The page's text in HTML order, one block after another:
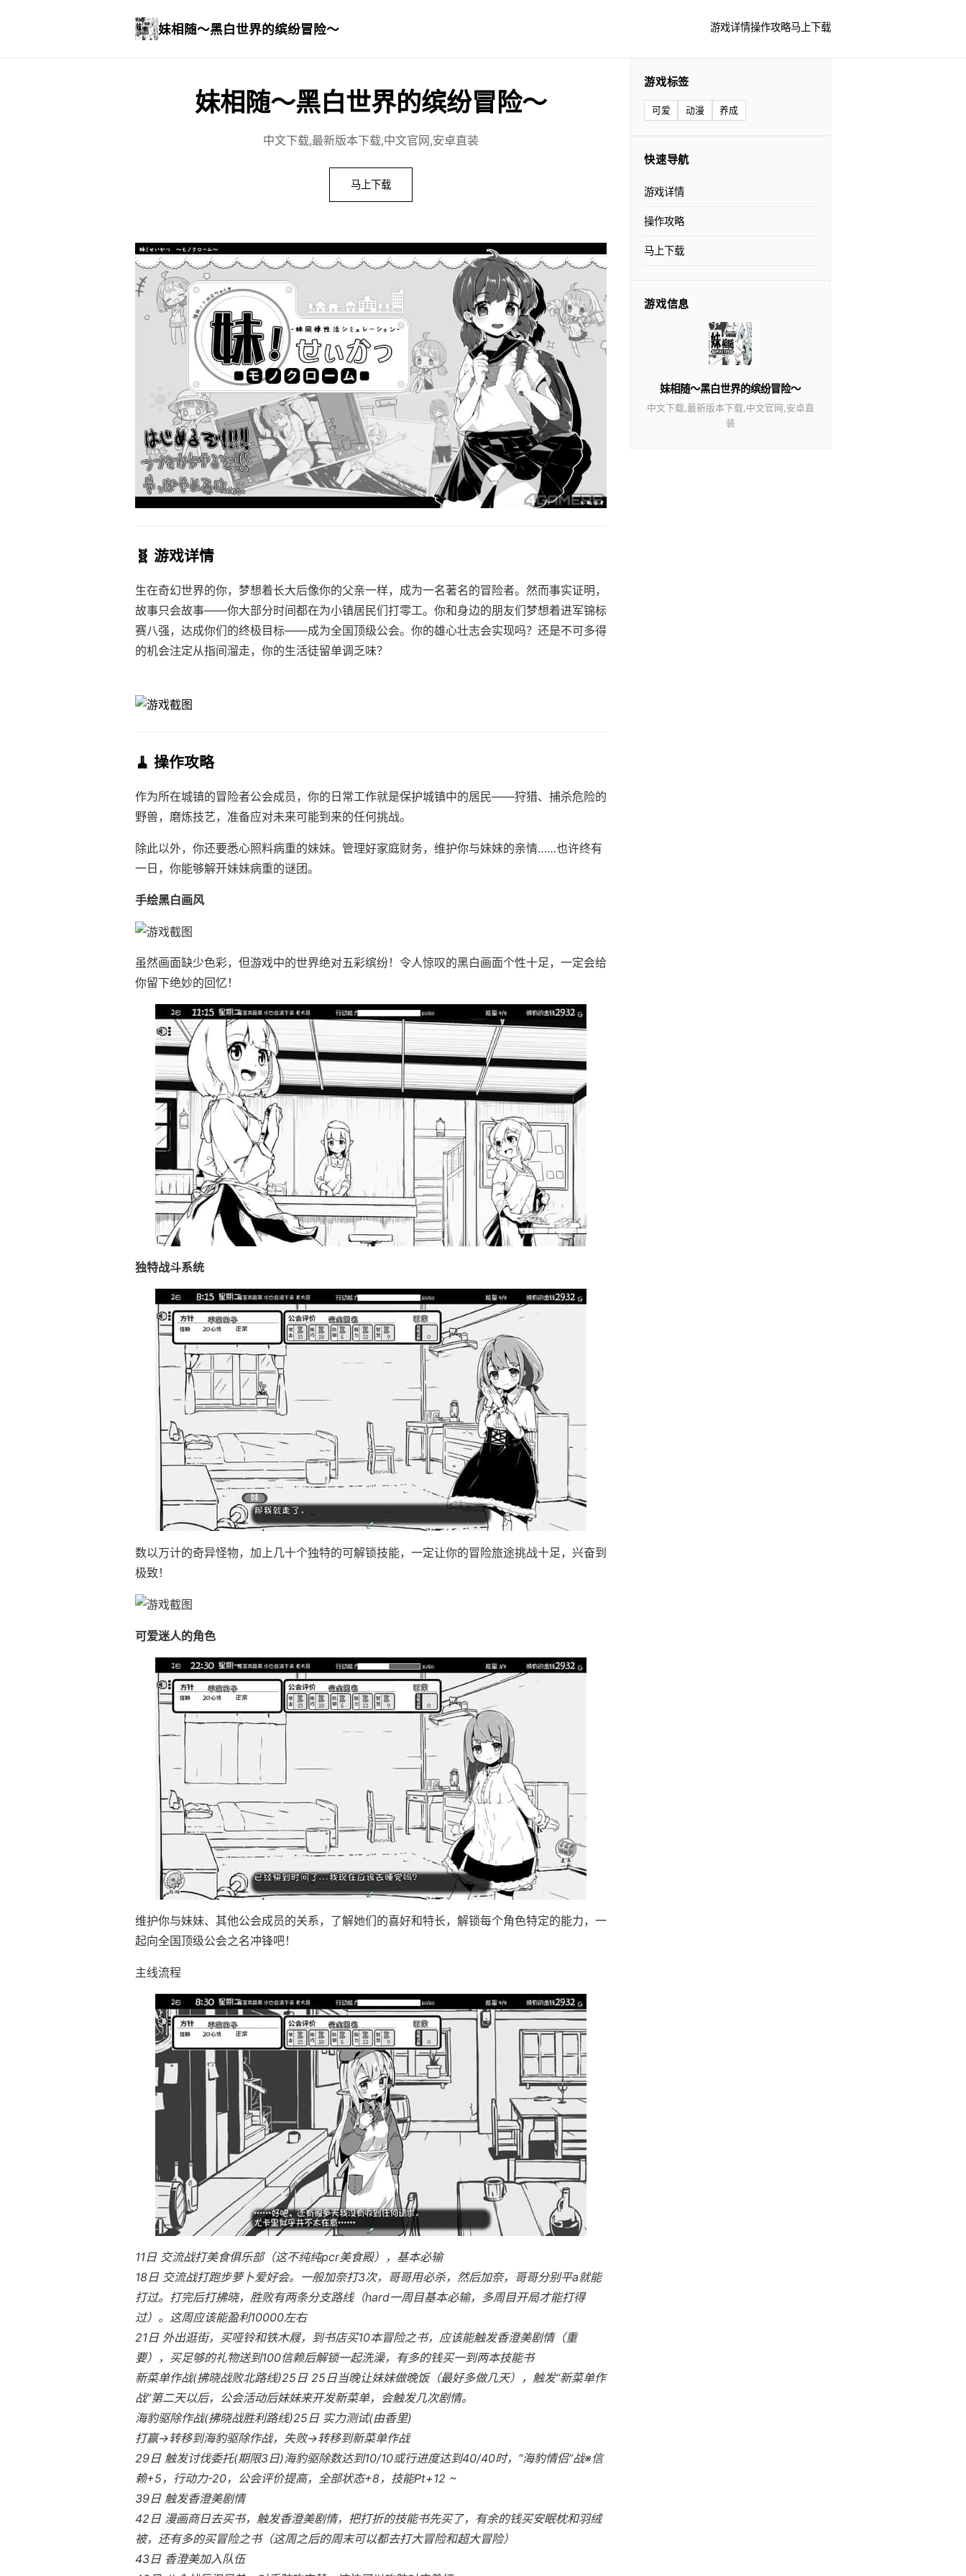
妹相随～黑白世界的缤纷冒险～ 游戏详情操作攻略马上下载
妹相随～黑白世界的缤纷冒险～
中文下载,最新版本下载,中文官网,安卓直装
马上下载
🧬 游戏详情
生在奇幻世界的你，梦想着长大后像你的父亲一样，成为一名著名的冒险者。然而事实证明，
故事只会故事——你大部分时间都在为小镇居民们打零工。你和身边的朋友们梦想着进军锦标
赛八强，达成你们的终极目标——成为全国顶级公会。你的雄心壮志会实现吗？还是不可多得
的机会注定从指间溜走，你的生活徒留单调乏味？
🧹 操作攻略
作为所在城镇的冒险者公会成员，你的日常工作就是保护城镇中的居民——狩猎、捕杀危险的
野兽，磨炼技艺，准备应对未来可能到来的任何挑战。
除此以外，你还要悉心照料病重的妹妹。管理好家庭财务，维护你与妹妹的亲情……也许终有
一日，你能够解开妹妹病重的谜团。
手绘黑白画风
虽然画面缺少色彩，但游戏中的世界绝对五彩缤纷！令人惊叹的黑白画面个性十足，一定会给
你留下绝妙的回忆！
独特战斗系统
数以万计的奇异怪物，加上几十个独特的可解锁技能，一定让你的冒险旅途挑战十足，兴奋到
极致！
可爱迷人的角色
维护你与妹妹、其他公会成员的关系，了解她们的喜好和特长，解锁每个角色特定的能力，一
起向全国顶级公会之名冲锋吧！
主线流程
11日 交流战打美食俱乐部（这不纯纯pcr美食殿），基本必输
18日 交流战打跑步萝卜爱好会。一般加奈打3次，哥哥用必杀，然后加奈，哥哥分别平a就能
打过。打完后打拂晓，胜败有两条分支路线（hard一周目基本必输，多周目开局才能打得
过）。这周应该能盈利10000左右
21日 外出逛街，买哑铃和铁木屐，到书店买10本冒险之书，应该能触发香澄美剧情（重
要），买足够的礼物送到100信赖后解锁一起洗澡，有多的钱买一到两本技能书
新菜单作战(拂晓战败北路线)25日 25日当晚让妹妹做晚饭（最好多做几天），触发“新菜单作
战”第二天以后，公会活动后妹妹来开发新菜单，会触发几次剧情。
海豹驱除作战(拂晓战胜利路线)25日 实力测试(由香里)
打赢→转移到海豹驱除作战，失败→转移到新菜单作战
29日 触发讨伐委托(期限3日)海豹驱除数达到10/10或行进度达到40/40时，“海豹情侣”战※信
赖+5，行动力-20，公会评价提高，全部状态+8，技能Pt+12 ~
39日 触发香澄美剧情
42日 漫画商日去买书，触发香澄美剧情，把打折的技能书先买了，有余的钱买安眠枕和羽绒
被，还有多的买冒险之书（这周之后的周末可以都去打大冒险和超大冒险）
43日 香澄美加入队伍
游戏标签
可爱 动漫 养成
快速导航
游戏详情
操作攻略
马上下载
游戏信息
妹相随～黑白世界的缤纷冒险～
中文下载,最新版本下载,中文官网,安卓直
装